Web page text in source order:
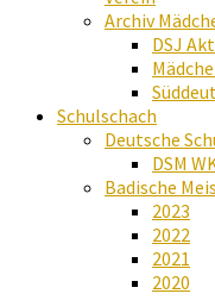
Archiv
DSJ
Schulschach
Deutsche
DSM
Badische
2023
2022
2021
2020